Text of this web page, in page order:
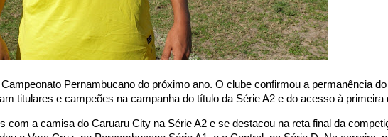
Pernambucano do próximo ano. O clube confirmou a permanência
titulares e campeões na campanha do título da Série A2 e do acesso à primeira
com a camisa do Caruaru City na Série A2 e se destacou na reta final da